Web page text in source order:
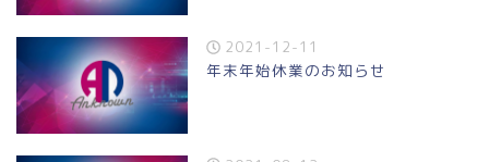
2021-12-11
年末年始休業のお知らせ